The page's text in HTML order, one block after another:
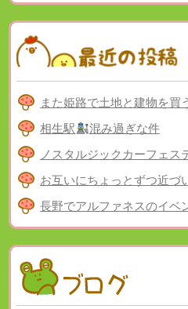
また姫路で土地と建物を買
相生駅
混み過ぎな件
ノスタルジックカーフェス
お互いにちょっとずつ近づ
長野でアルファネスのイベ